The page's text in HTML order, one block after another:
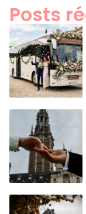
Posts